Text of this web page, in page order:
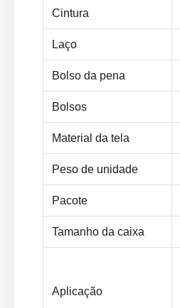
Cintura
Laço
Bolso da pena
Bolsos
Material da tela
Peso de unidade
Pacote
Tamanho da caixa
Aplicação